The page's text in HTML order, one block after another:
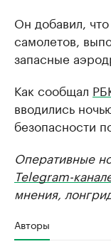
Он добавил,
самолетов,
запасные
Как сообщал
вводились
безопасности
Оперативные
Telegram-
мнения,
Авторы